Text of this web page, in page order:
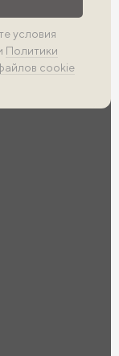
условия
Политики
cookie